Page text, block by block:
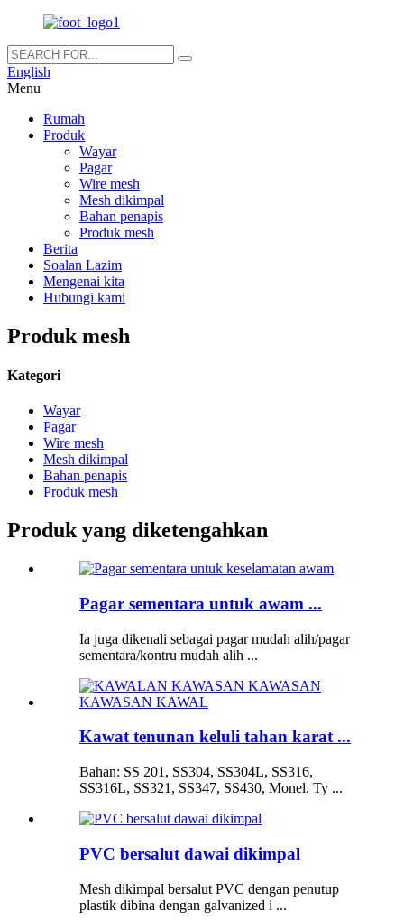
English
Menu
Rumah
Produk
Wayar
Pagar
Wire mesh
Mesh dikimpal
Bahan penapis
Produk mesh
Berita
Soalan Lazim
Mengenai kita
Hubungi kami
Produk mesh
Kategori
Wayar
Pagar
Wire mesh
Mesh dikimpal
Bahan penapis
Produk mesh
Produk yang diketengahkan
Pagar sementara untuk awam ...
Ia juga dikenali sebagai pagar mudah alih/pagar
sementara/kontru mudah alih ...
Kawat tenunan keluli tahan karat ...
Bahan: SS 201, SS304, SS304L, SS316,
SS316L, SS321, SS347, SS430, Monel. Ty ...
PVC bersalut dawai dikimpal
Mesh dikimpal bersalut PVC dengan penutup
plastik dibina dengan galvanized i ...